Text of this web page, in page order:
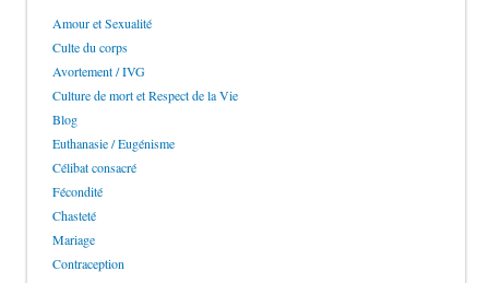
Amour et Sexualité
Culte du corps
Avortement / IVG
Culture de mort et Respect de la Vie
Blog
Euthanasie / Eugénisme
Célibat consacré
Fécondité
Chasteté
Mariage
Contraception